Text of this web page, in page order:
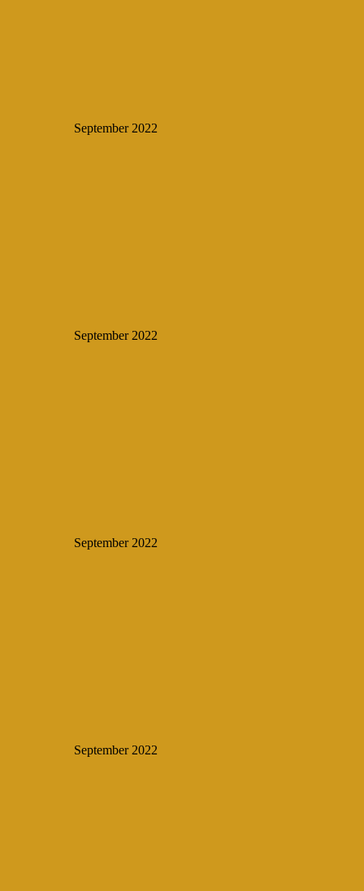
September 2022
September 2022
September 2022
September 2022